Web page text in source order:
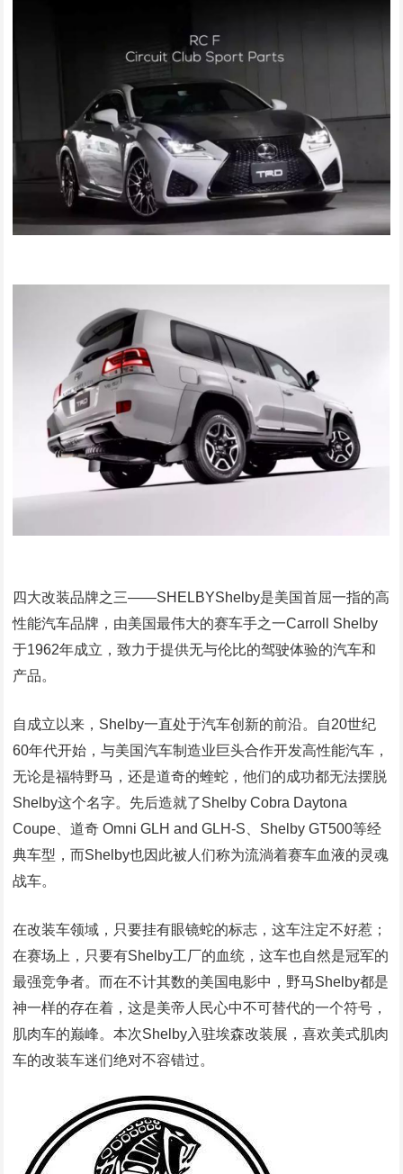
四大改装品牌之三——SHELBYShelby是美国首屈一指的高
性能汽车品牌，由美国最伟大的赛车手之一Carroll Shelby
于1962年成立，致力于提供无与伦比的驾驶体验的汽车和
产品。
自成立以来，Shelby一直处于汽车创新的前沿。自20世纪
60年代开始，与美国汽车制造业巨头合作开发高性能汽车，
无论是福特野马，还是道奇的蝰蛇，他们的成功都无法摆脱
Shelby这个名字。先后造就了Shelby Cobra Daytona
Coupe、道奇 Omni GLH and GLH-S、Shelby GT500等经
典车型，而Shelby也因此被人们称为流淌着赛车血液的灵魂
战车。
在改装车领域，只要挂有眼镜蛇的标志，这车注定不好惹；
在赛场上，只要有Shelby工厂的血统，这车也自然是冠军的
最强竞争者。而在不计其数的美国电影中，野马Shelby都是
神一样的存在着，这是美帝人民心中不可替代的一个符号，
肌肉车的巅峰。本次Shelby入驻埃森改装展，喜欢美式肌肉
车的改装车迷们绝对不容错过。